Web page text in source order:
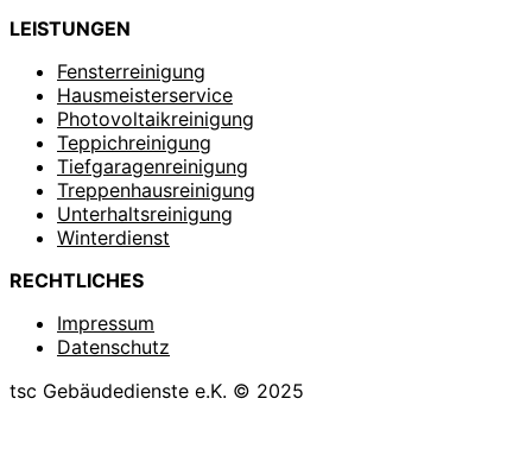
LEISTUNGEN
Fensterreinigung
Hausmeisterservice
Photovoltaikreinigung
Teppichreinigung
Tiefgaragenreinigung
Treppenhausreinigung
Unterhaltsreinigung
Winterdienst
RECHTLICHES
Impressum
Datenschutz
tsc Gebäudedienste e.K. © 2025